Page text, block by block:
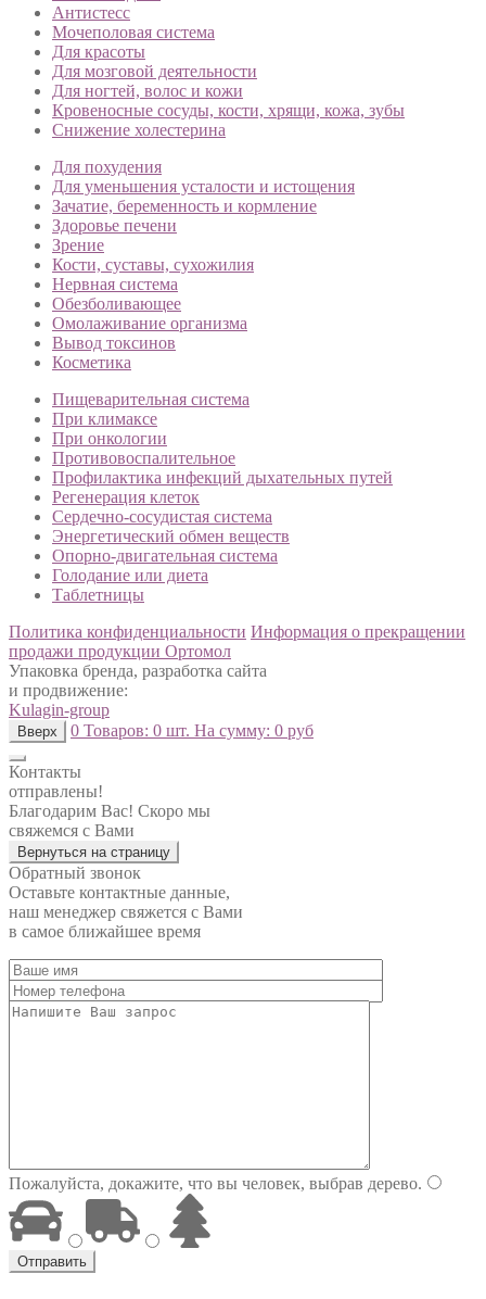
Антистесс
Мочеполовая система
Для красоты
Для мозговой деятельности
Для ногтей, волос и кожи
Кровеносные сосуды, кости, хрящи, кожа, зубы
Снижение холестерина
Для похудения
Для уменьшения усталости и истощения
Зачатие, беременность и кормление
Здоровье печени
Зрение
Кости, суставы, сухожилия
Нервная система
Обезболивающее
Омолаживание организма
Вывод токсинов
Косметика
Пищеварительная система
При климаксе
При онкологии
Противовоспалительное
Профилактика инфекций дыхательных путей
Регенерация клеток
Сердечно-сосудистая система
Энергетический обмен веществ
Опорно-двигательная система
Голодание или диета
Таблетницы
Политика конфиденциальности Информация о прекращении
продажи продукции Ортомол
Упаковка бренда, разработка сайта
и продвижение:
Kulagin-group
Вверх 0 Товаров: 0 шт. На сумму: 0 руб
Контакты
отправлены!
Благодарим Вас! Скоро мы
свяжемся с Вами
Вернуться на страницу
Обратный звонок
Оставьте контактные данные,
наш менеджер свяжется с Вами
в самое ближайшее время
Пожалуйста, докажите, что вы человек, выбрав дерево.